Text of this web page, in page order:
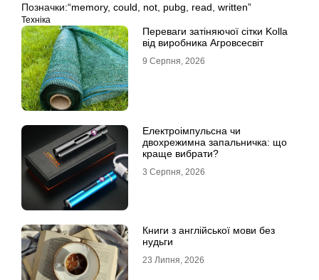
Позначки:“memory, could not pubg read written”
Техніка
Переваги затіняючої сітки Kolla
від виробника Агровсесвіт
9 Серпня, 2026
Електроімпульсна чи
двохрежимна запальничка: що
краще вибрати?
3 Серпня, 2026
Книги з англійської мови без
нудьги
23 Липня, 2026